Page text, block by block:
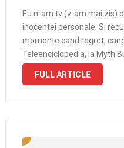
Eu n-am tv (v-am mai zis)
inocentei personale. Si
momente cand regret,
Teleenciclopedia, la Myth
Sau la Jocurile Olimpice. In
FULL ARTICLE